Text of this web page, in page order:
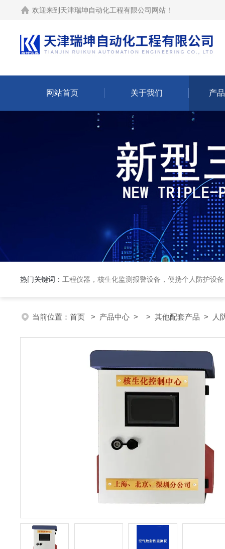
欢迎来到 天津瑞坤自动化工程有限公司网站 ！
网站首页 关于我们 产
热门关键词： 工程仪器，核生化监测报警设备，便携个人防护设
当前位置： 首页 > 产品中心 > > 其他配套产品 > 人